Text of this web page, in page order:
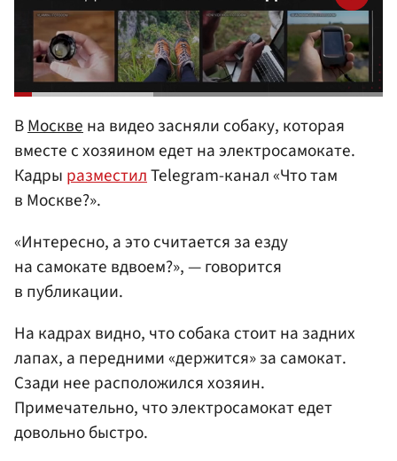
ВМосквена видео засняли собаку, которая
вместе с хозяином едет на электросамокате.
Кадры разместилTelegram-канал «Что там
в Москве?».
«Интересно, а это считается за езду
на самокате вдвоем?», — говорится
в публикации.
На кадрах видно, что собака стоит на задних
лапах, а передними «держится» за самокат.
Сзади нее расположился хозяин.
Примечательно, что электросамокат едет
довольно быстро.